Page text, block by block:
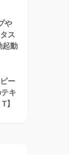
や
ス
起動
ー
キ
】